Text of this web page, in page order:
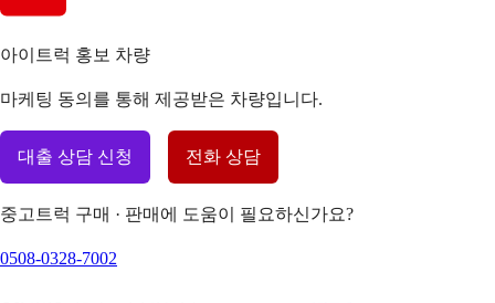
아이트럭 홍보 차량
마케팅 동의를 통해 제공받은 차량입니다.
대출 상담 신청 전화 상담
중고트럭 구매 · 판매에 도움이 필요하신가요?
0508-0328-7002